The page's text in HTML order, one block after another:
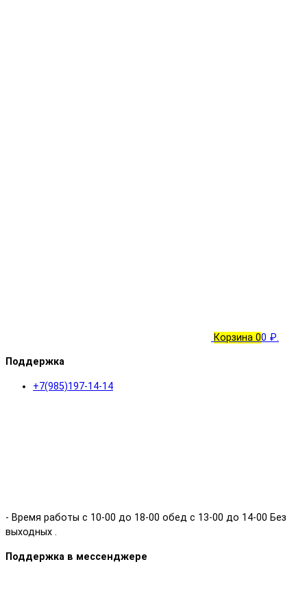
Корзина 00 ₽.
Поддержка
+7(985)197-14-14
- Время работы с 10-00 до 18-00 обед с 13-00 до 14-00 Без
выходных .
Поддержка в мессенджере